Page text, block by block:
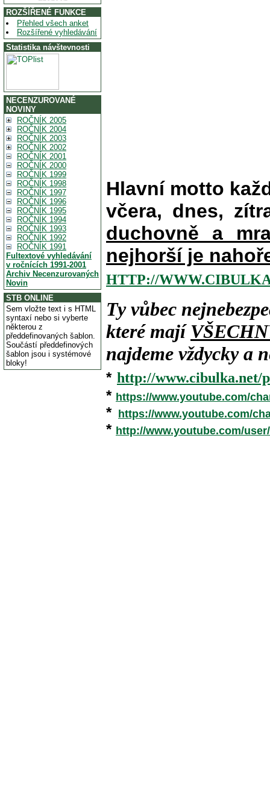
ROZŠÍŘENÉ FUNKCE
Přehled všech anket
Rozšířené vyhledávání
Statistika návštevnosti
NECENZUROVANÉ
NOVINY
ROČNÍK 2005
ROČNÍK 2004
ROČNÍK 2003
ROČNÍK 2002
ROČNÍK 2001
ROČNÍK 2000
ROČNÍK 1999
ROČNÍK 1998
ROČNÍK 1997
ROČNÍK 1996
ROČNÍK 1995
ROČNÍK 1994
ROČNÍK 1993
ROČNÍK 1992
ROČNÍK 1991
Fultextové vyhledávání
v ročnících 1991-2001
Archiv Necenzurovaných
Novin
STB ONLINE
Sem vložte text i s HTML
syntaxí nebo si vyberte
některou z
předdefinovaných šablon.
Součástí předdefinových
šablon jsou i systémové
bloky!
Hlavní motto
včera, dnes,
duchovně a
nejhorší je
HTTP://
Ty vůbec
které mají
najdeme vždycky a
* http://www.cibulka.net/
* https://www.youtube.com/
* https://www.youtube.com/
* http://www.youtube.com/